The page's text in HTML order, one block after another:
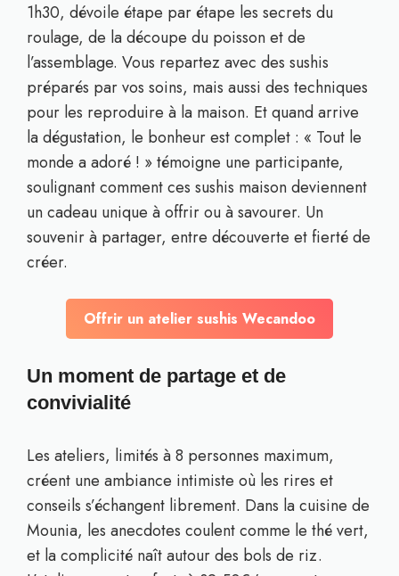
1h30, dévoile étape par étape les secrets du
roulage, de la découpe du poisson et de
l’assemblage. Vous repartez avec des sushis
préparés par vos soins, mais aussi des techniques
pour les reproduire à la maison. Et quand arrive
la dégustation, le bonheur est complet : « Tout le
monde a adoré ! » témoigne une participante,
soulignant comment ces sushis maison deviennent
un cadeau unique à offrir ou à savourer. Un
souvenir à partager, entre découverte et fierté de
créer.
Offrir un atelier sushis Wecandoo
Un moment de partage et de
convivialité
Les ateliers, limités à 8 personnes maximum,
créent une ambiance intimiste où les rires et
conseils s’échangent librement. Dans la cuisine de
Mounia, les anecdotes coulent comme le thé vert,
et la complicité naît autour des bols de riz.